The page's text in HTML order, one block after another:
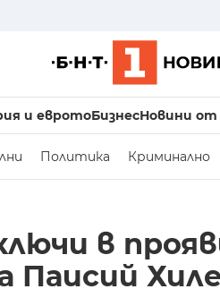
и евротоБизнесНовини
Политика Криминално
в